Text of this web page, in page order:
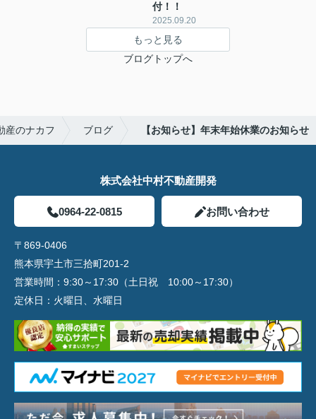
付！！
2025.09.20
もっと見る
ブログトップへ
産のナカフ ブログ 【お知らせ】年末年始休業のお知らせ
株式会社中村不動産開発
0964-22-0815 お問い合わせ
〒869-0406
熊本県宇土市三拾町201-2
営業時間： 9:30～17:30（土日祝 10:00～17:30）
定休日： 火曜日、水曜日